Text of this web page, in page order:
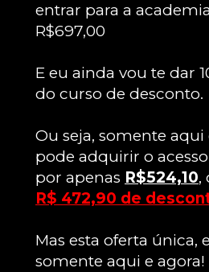
entrar para a
R$697,00
E eu ainda vou te dar
do curso de desconto.
Ou seja, somente aqui
pode adquirir o
por apenas R$524,10
R$ 472,90 de
Mas esta oferta única,
somente aqui e